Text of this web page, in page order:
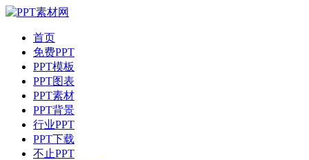
首页
免费PPT
PPT模板
PPT图表
PPT素材
PPT背景
行业PPT
PPT下载
不止PPT